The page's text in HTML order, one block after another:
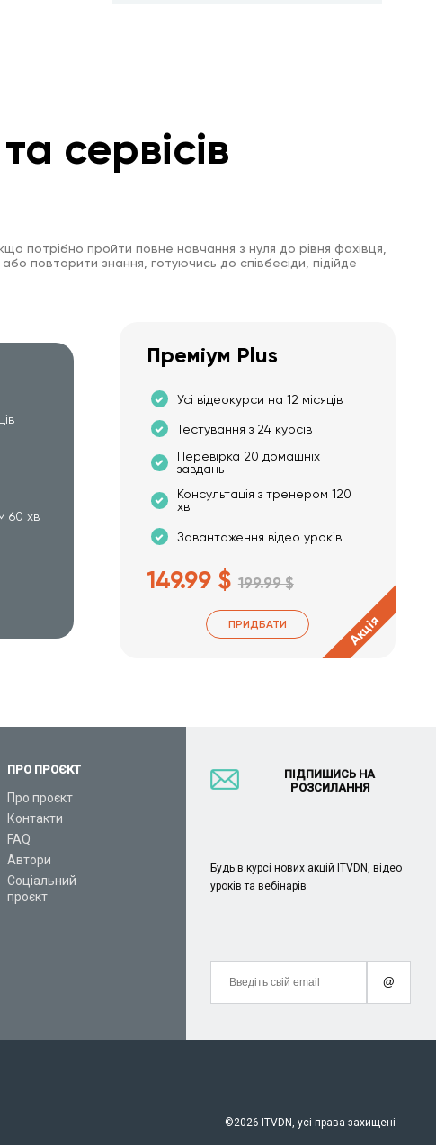
сервісів
потрібно пройти повне навчання з нуля до рівня фахівця,
повторити знання, готуючись до співбесіди, підійде
60 хв
Преміум Plus
Усі відеокурси на 12 місяців
Тестування з 24 курсів
Перевірка 20 домашніх
завдань
Консультація з тренером 120
хв
Завантаження відео уроків
149.99 $ 199.99 $
ПРИДБАТИ Акція
ПРО ПРОЄКТ
Про проєкт
Контакти
FAQ
Автори
Соціальний
проєкт
ПІДПИШИСЬ НА
РОЗСИЛАННЯ
Будь в курсі нових акцій ITVDN, відео
уроків та вебінарів
@
©2026 ITVDN, усі права захищені